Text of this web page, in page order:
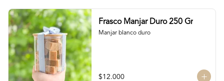
Frasco Manjar Duro 250 Gr
Manjar blanco duro
$12.000